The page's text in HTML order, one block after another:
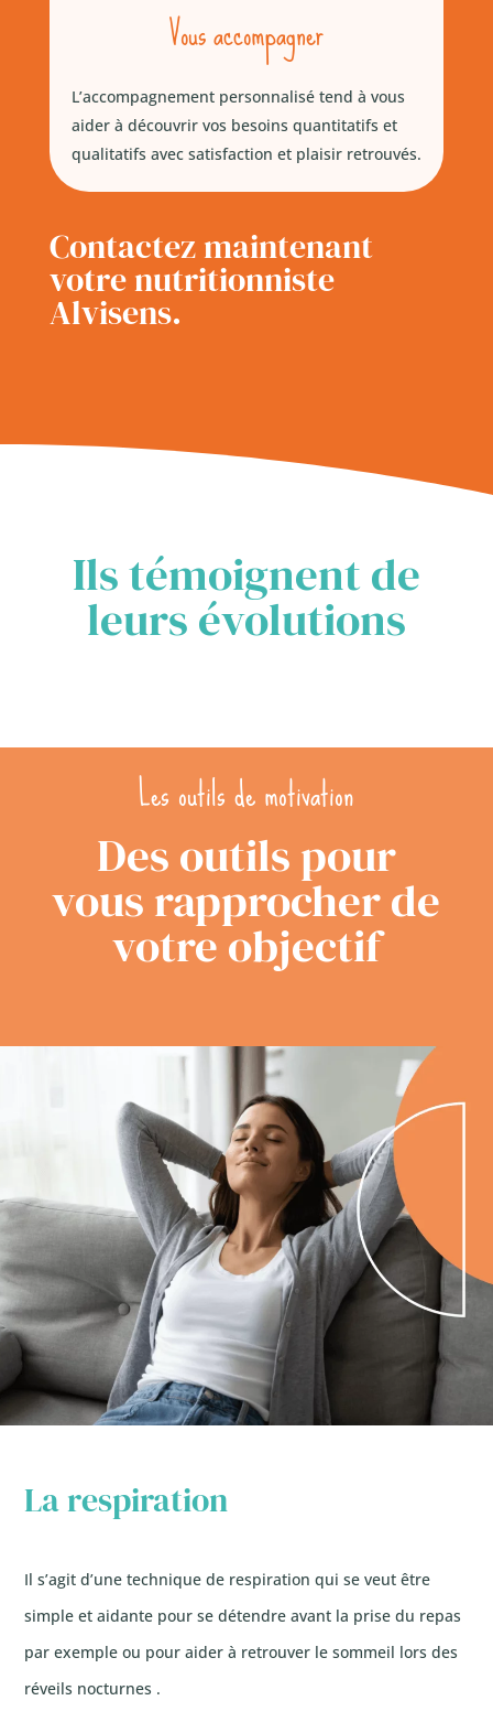
Vous accompagner
L’accompagnement personnalisé tend à vous
aider à découvrir vos besoins quantitatifs et
qualitatifs avec satisfaction et plaisir retrouvés.
Contactez maintenant
votre nutritionniste
Alvisens.
Ils témoignent de
leurs évolutions
Les outils de motivation
Des outils pour
vous rapprocher de
votre objectif
La respiration
Il s’agit d’une technique de respiration qui se veut être
simple et aidante pour se détendre avant la prise du repas
par exemple ou pour aider à retrouver le sommeil lors des
réveils nocturnes .